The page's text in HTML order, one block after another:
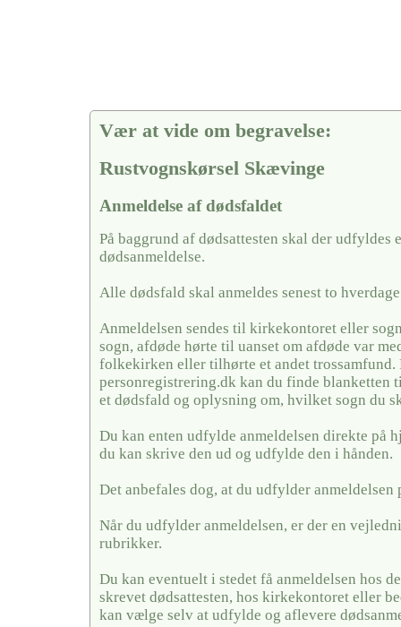
Vær at vide om begravelse:
Rustvognskørsel Skævinge
Anmeldelse af dødsfaldet
På baggrund af dødsattesten skal der udfyldes
dødsanmeldelse.
Alle dødsfald skal anmeldes senest to
Anmeldelsen sendes til kirkekontoret eller
sogn, afdøde hørte til uanset om afdøde var
folkekirken eller tilhørte et andet trossamfund.
personregistrering.dk kan du finde blanketten
et dødsfald og oplysning om, hvilket sogn du
Du kan enten udfylde anmeldelsen direkte på
du kan skrive den ud og udfylde den i hånden.
Det anbefales dog, at du udfylder anmeldelsen
Når du udfylder anmeldelsen, er der en
rubrikker.
Du kan eventuelt i stedet få anmeldelsen hos
skrevet dødsattesten, hos kirkekontoret eller
kan vælge selv at udfylde og aflevere